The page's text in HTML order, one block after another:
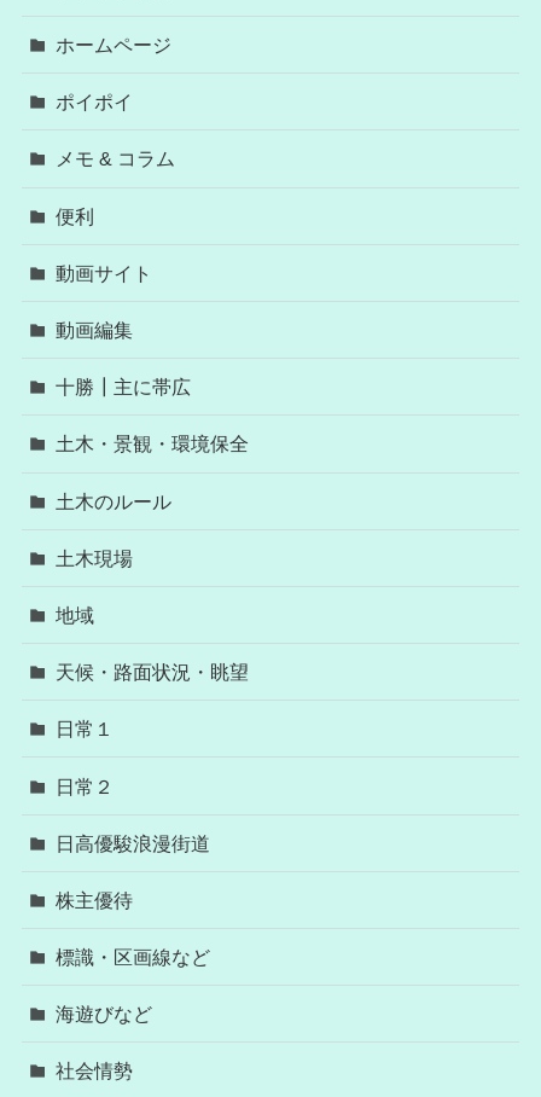
ホームページ
ポイポイ
メモ & コラム
便利
動画サイト
動画編集
十勝┃主に帯広
土木・景観・環境保全
土木のルール
土木現場
地域
天候・路面状況・眺望
日常１
日常２
日高優駿浪漫街道
株主優待
標識・区画線など
海遊びなど
社会情勢